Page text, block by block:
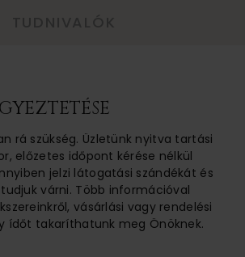
rá szükség. Üzletünk nyitva tartási
előzetes időpont kérése nélkül
jelzi látogatási szándékát és
várni. Több információval
vásárlási vagy rendelési
ídőt takaríthatunk meg Önöknek.